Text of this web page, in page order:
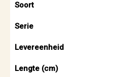
Soort
Serie
Levereenheid
Lengte (cm)